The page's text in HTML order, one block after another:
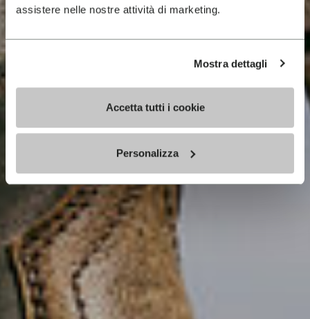
assistere nelle nostre attività di marketing.
Mostra dettagli
Accetta tutti i cookie
Personalizza